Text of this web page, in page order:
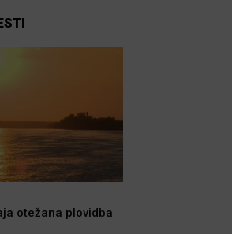
otežana plovidba